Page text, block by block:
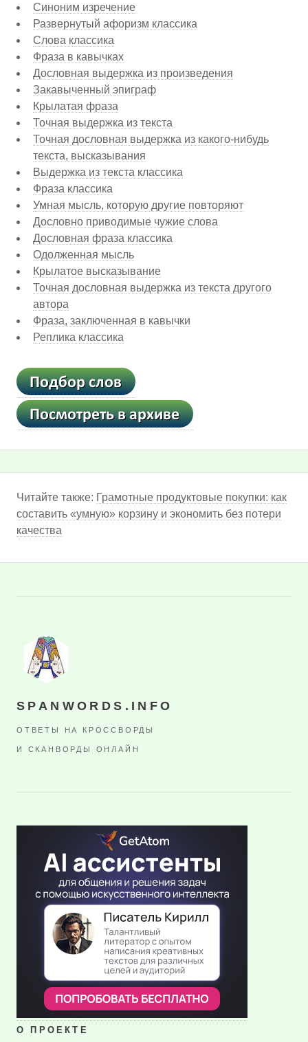
Синоним изречение
Развернутый афоризм классика
Слова классика
Фраза в кавычках
Дословная выдержка из произведения
Закавыченный эпиграф
Крылатая фраза
Точная выдержка из текста
Точная дословная выдержка из какого-нибудь
текста, высказывания
Выдержка из текста классика
Фраза классика
Умная мысль, которую другие повторяют
Дословно приводимые чужие слова
Дословная фраза классика
Одолженная мысль
Крылатое высказывание
Точная дословная выдержка из текста другого
автора
Фраза, заключенная в кавычки
Реплика классика
Читайте также: Грамотные продуктовые покупки: как
составить «умную» корзину и экономить без потери
качества
SPANWORDS.INFO
ОТВЕТЫ НА КРОССВОРДЫ
И СКАНВОРДЫ ОНЛАЙН
О ПРОЕКТЕ